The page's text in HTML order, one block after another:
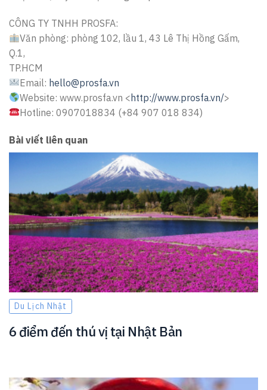
CÔNG TY TNHH PROSFA:
Văn phòng: phòng 102, lầu 1, 43 Lê Thị Hồng Gấm,
Q.1,
TP.HCM
Email: hello@prosfa.vn
Website: www.prosfa.vn <http://www.prosfa.vn/>
Hotline: 0907018834 (+84 907 018 834)
Bài viết liên quan
Du Lịch Nhật
6 điểm đến thú vị tại Nhật Bản